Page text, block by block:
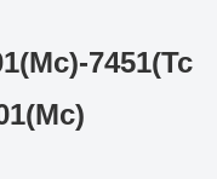
7451(Tc